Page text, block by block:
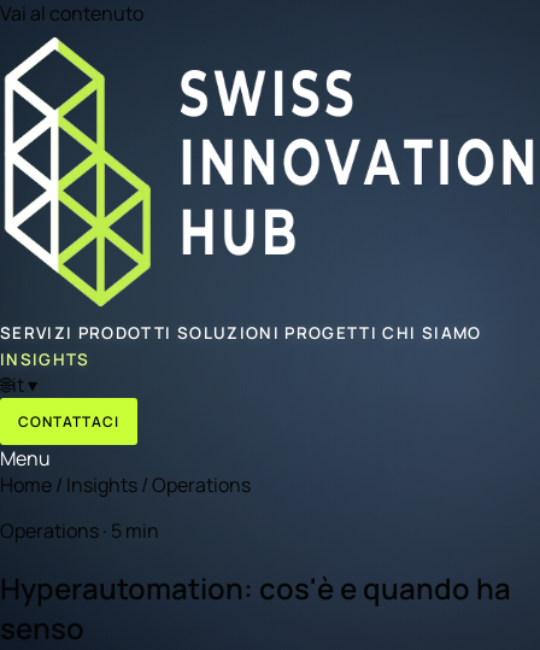
Vai al contenuto
SERVIZI PRODOTTI SOLUZIONI PROGETTICHI SIAMO
INSIGHTS
🌐it▾
CONTATTACI
Menu
Home/ Insights/Operations
Operations · 5 min
Hyperautomation: cos'è e quando ha
senso